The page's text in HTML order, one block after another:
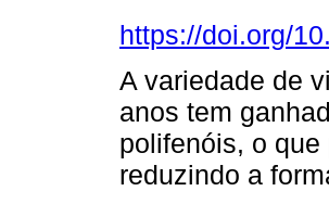
https://doi.org/
A variedade de
anos tem
polifenóis, o
reduzindo a